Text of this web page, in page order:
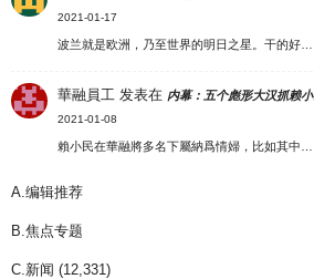
2021-01-17
波兰就是欧洲，乃至世界的明日之星。干的好…
華融員工 发表在 内幕：五个彪形大汉抓赖
2021-01-08
賴小民在華融將多名下屬納爲情婦，比如其中…
A.编辑推荐
B.焦点专题
C.新闻 (12,331)